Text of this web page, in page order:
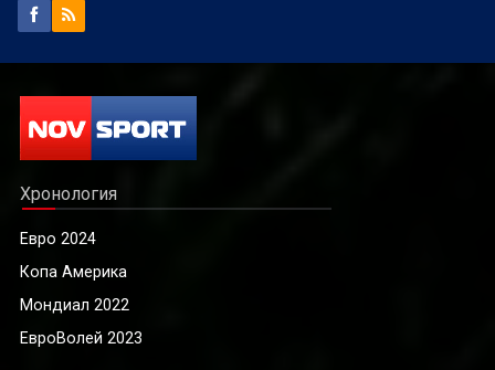
Хронология
Евро 2024
Копа Америка
Мондиал 2022
ЕвроВолей 2023